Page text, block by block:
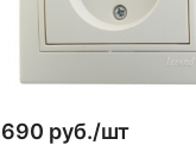
690 руб./шт